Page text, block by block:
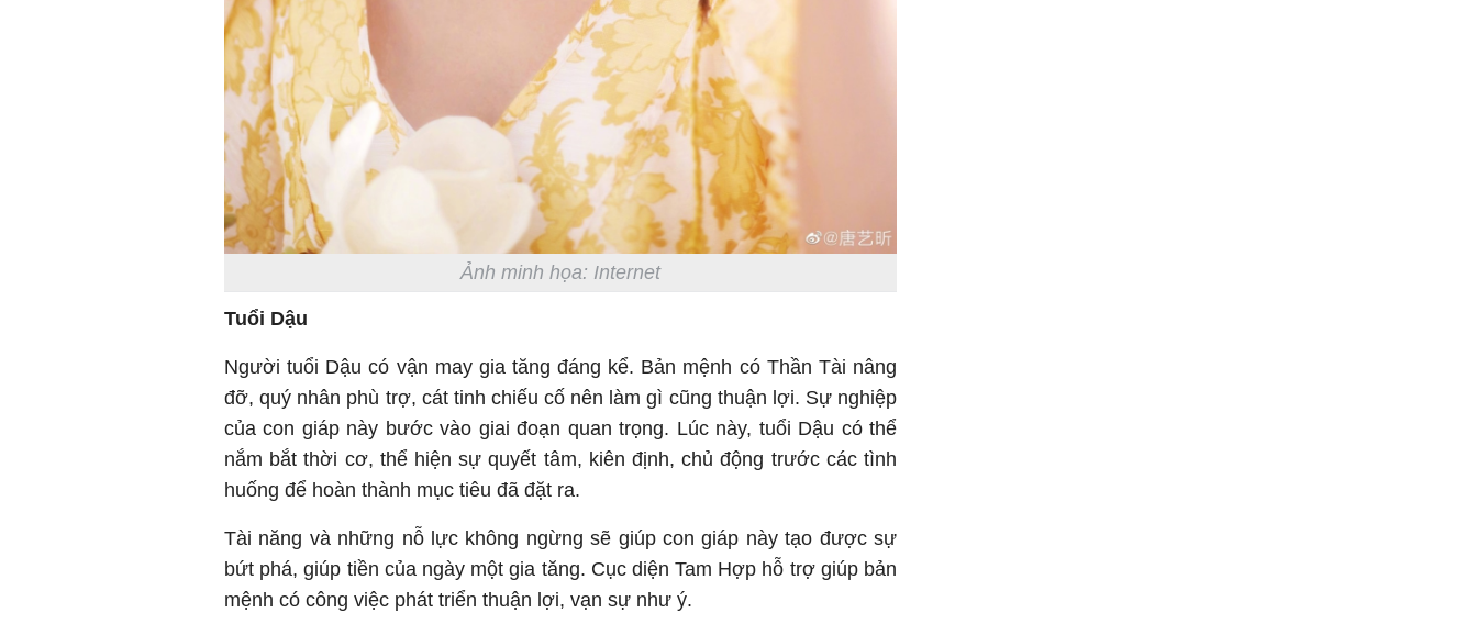
Ảnh minh họa: Internet
Tuổi Dậu
Người tuổi Dậu có vận may gia tăng đáng kể. Bản mệnh có Thần Tài nâng
đỡ, quý nhân phù trợ, cát tinh chiếu cố nên làm gì cũng thuận lợi. Sự nghiệp
của con giáp này bước vào giai đoạn quan trọng. Lúc này, tuổi Dậu có thể
nắm bắt thời cơ, thể hiện sự quyết tâm, kiên định, chủ động trước các tình
huống để hoàn thành mục tiêu đã đặt ra.
Tài năng và những nỗ lực không ngừng sẽ giúp con giáp này tạo được sự
bứt phá, giúp tiền của ngày một gia tăng. Cục diện Tam Hợp hỗ trợ giúp bản
mệnh có công việc phát triển thuận lợi, vạn sự như ý.